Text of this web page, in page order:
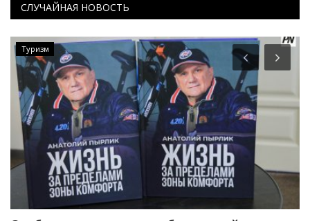
СЛУЧАЙНАЯ НОВОСТЬ
Туризм